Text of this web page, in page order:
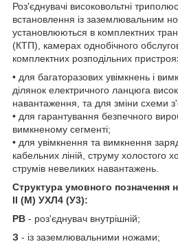
Роз'єднувачі високовольтні
встановлення із заземлювальним
установлюються в комплектних
(КТП), камерах однобічного
комплектних розподільних
• для багаторазових увімкнень і
ділянок електричного ланцюга
навантаження, та для зміни схеми
• для гарантування безпечного
вимкненому сегменті;
• для увімкнення та вимкнення
кабельних ліній, струму холостого
струмів невеликих навантажень.
Структура умовного позначення
II (М) УХЛ4 (У3):
РВ - роз'єднувач внутрішній;
З - із заземлювальними ножами;